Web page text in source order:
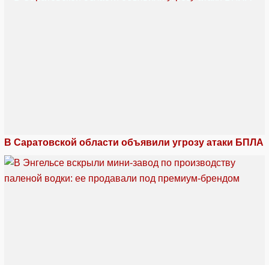
В Саратовской области объявили угрозу атаки БПЛА